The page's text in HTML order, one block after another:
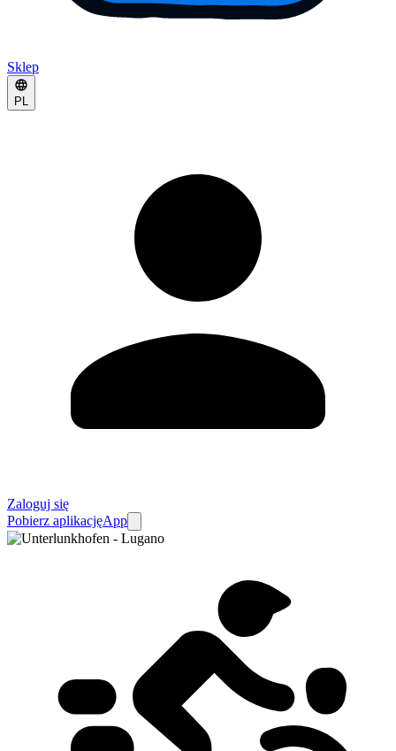
Sklep
PL
Zaloguj się
Pobierz aplikacjęApp